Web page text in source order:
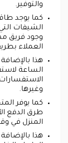
والتوفير.
كما يوجد
الشيفات
وجود فريق
العملاء
هذا
الساعة
وغيرها.
كما يوفر
طرق الدفع
المنزل في
هذا